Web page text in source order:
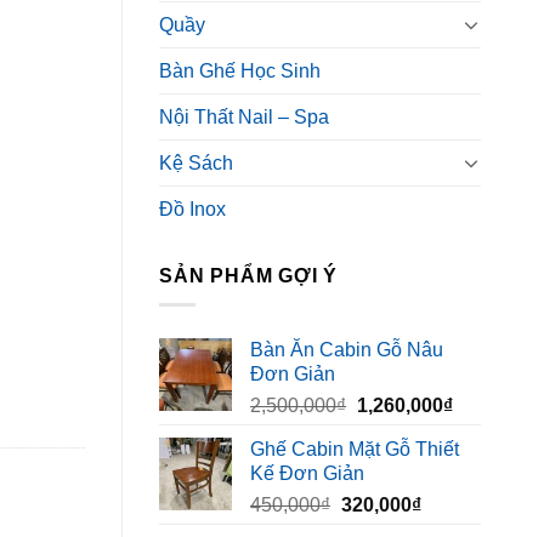
Quầy
Bàn Ghế Học Sinh
Nội Thất Nail – Spa
Kệ Sách
Đồ Inox
SẢN PHẨM GỢI Ý
Bàn Ăn Cabin Gỗ Nâu
Đơn Giản
2,500,000₫ Giá
là:
2,500,000₫.
1,260,000₫Giá
tại
Ghế Cabin Mặt Gỗ Thiết
Kế Đơn Giản
450,000₫ Giá
320,000₫Giá